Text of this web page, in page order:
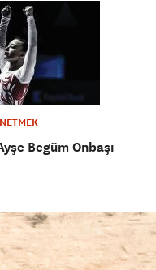
Begüm Onbaşı